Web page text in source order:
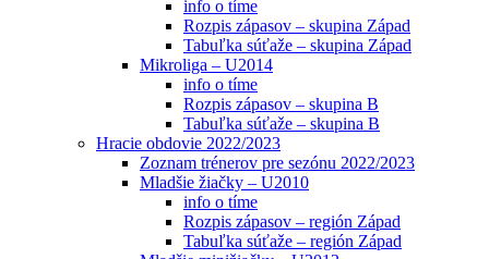
info o tíme
Rozpis zápasov – skupina Západ
Tabuľka súťaže – skupina Západ
Mikroliga – U2014
info o tíme
Rozpis zápasov – skupina B
Tabuľka súťaže – skupina B
Hracie obdovie 2022/2023
Zoznam trénerov pre sezónu 2022/2023
Mladšie žiačky – U2010
info o tíme
Rozpis zápasov – región Západ
Tabuľka súťaže – región Západ